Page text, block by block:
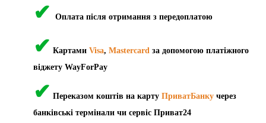
✔ Оплата після отримання з передоплатою
✔ Картами Visa, Mastercard за допомогою платіжного
віджету WayForPay
✔ Переказом коштів на карту ПриватБанку через
банківські термінали чи сервіс Приват24